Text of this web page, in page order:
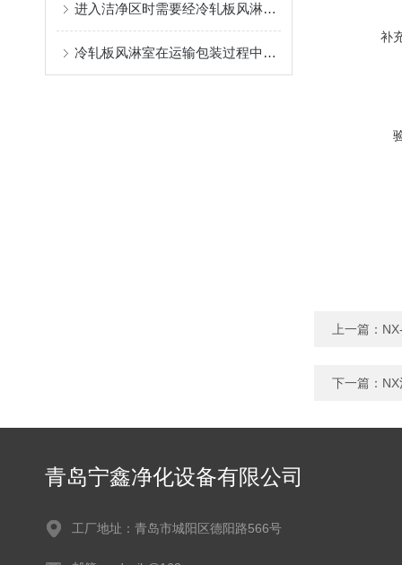
进入洁净区时需要经冷轧板风淋室吹淋
冷轧板风淋室在运输包装过程中要注意哪些方面
补
上一篇：
下一篇：
青岛宁鑫净化设备有限公司
工厂地址：青岛市城阳区德阳路566号